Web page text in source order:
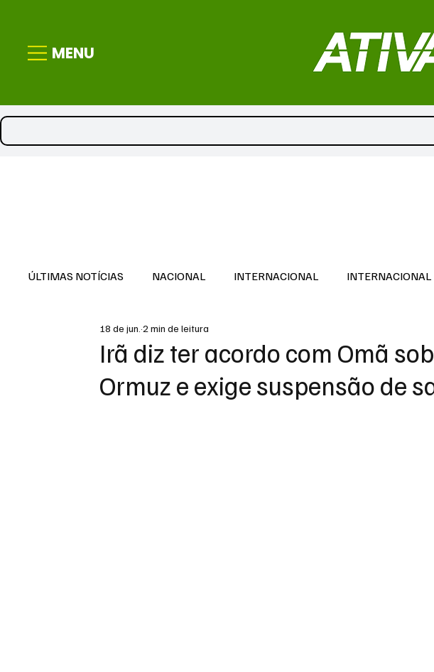
MENU
ÚLTIMAS NOTÍCIAS NACIONAL INTERNACIONAL INTERNACIONAL
DESTAQUE
Irã diz ter acordo com Omã
Ormuz e exige suspensão de
18 de jun.2 min de leitura